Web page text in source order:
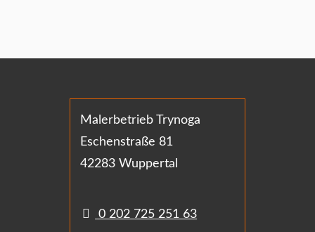
Malerbetrieb Trynoga
Eschenstraße 81
42283 Wuppertal
0 202 725 251 63